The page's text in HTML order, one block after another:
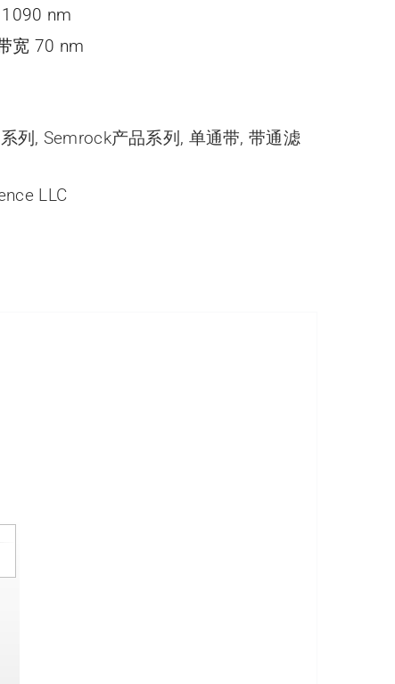
nm
宽 70 nm
列 , Semrock产品系列 , 单通带,带通滤
LLC